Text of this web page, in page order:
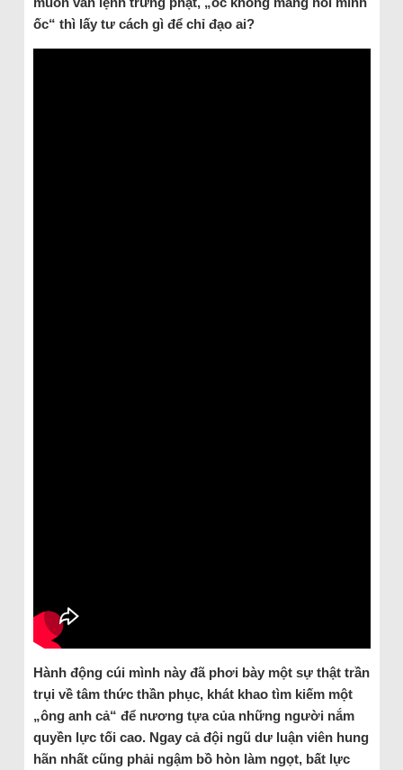
ốc“ thì lấy tư cách gì để chỉ đạo ai?
Hành động cúi mình này đã phơi bày một sự thật trần
trụi về tâm thức thần phục, khát khao tìm kiếm một
„ông anh cả“ để nương tựa của những người nắm
quyền lực tối cao. Ngay cả đội ngũ dư luận viên hung
hãn nhất cũng phải ngậm bồ hòn làm ngọt, bất lực